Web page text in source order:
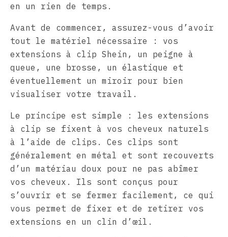
en un rien de temps.
Avant de commencer, assurez-vous d’avoir
tout le matériel nécessaire : vos
extensions à clip Shein, un peigne à
queue, une brosse, un élastique et
éventuellement un miroir pour bien
visualiser votre travail.
Le principe est simple : les extensions
à clip se fixent à vos cheveux naturels
à l’aide de clips. Ces clips sont
généralement en métal et sont recouverts
d’un matériau doux pour ne pas abîmer
vos cheveux. Ils sont conçus pour
s’ouvrir et se fermer facilement, ce qui
vous permet de fixer et de retirer vos
extensions en un clin d’œil.